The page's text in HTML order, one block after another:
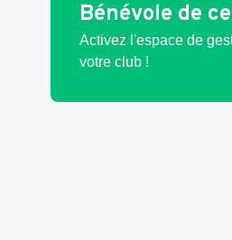
Bénévole de
Activez l'espace de
votre club !